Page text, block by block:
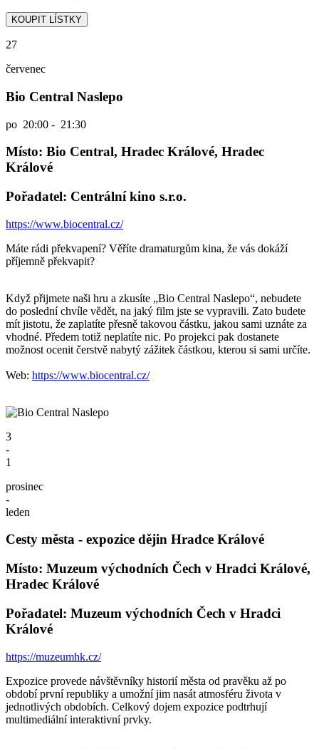
27
červenec
Bio Central Naslepo
po 20:00 - 21:30
Místo: Bio Central, Hradec Králové, Hradec
Králové
Pořadatel: Centrální kino s.r.o.
https://www.biocentral.cz/
Máte rádi překvapení? Věříte dramaturgům kina, že vás dokáží
příjemně překvapit?
Když přijmete naši hru a zkusíte „Bio Central Naslepo“, nebudete
do poslední chvíle vědět, na jaký film jste se vypravili. Zato budete
mít jistotu, že zaplatíte přesně takovou částku, jakou sami uznáte za
vhodné. Předem totiž neplatíte nic. Po projekci pak dostanete
možnost ocenit čerstvě nabytý zážitek částkou, kterou si sami určíte.
Web: https://www.biocentral.cz/
3
-
1
prosinec
-
leden
Cesty města - expozice dějin Hradce Králové
Místo: Muzeum východních Čech v Hradci Králové,
Hradec Králové
Pořadatel: Muzeum východních Čech v Hradci
Králové
https://muzeumhk.cz/
Expozice provede návštěvníky historií města od pravěku až po
období první republiky a umožní jim nasát atmosféru života v
jednotlivých obdobích. Celkový dojem expozice podtrhují
multimediální interaktivní prvky.